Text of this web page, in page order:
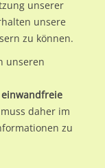
Pausaer
in
individuelle und
. Damit
Detail über den
sowie
unserer
unsere
zu können.
unseren
daher im
zu